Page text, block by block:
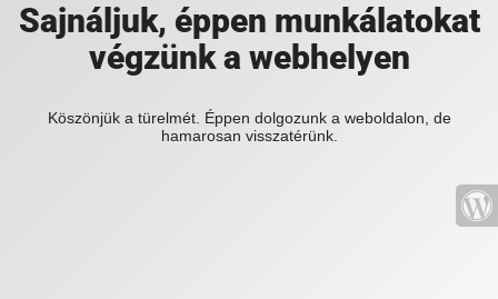
Sajnáljuk, éppen munkálatokat
végzünk a webhelyen
Köszönjük a türelmét. Éppen dolgozunk a weboldalon, de
hamarosan visszatérünk.